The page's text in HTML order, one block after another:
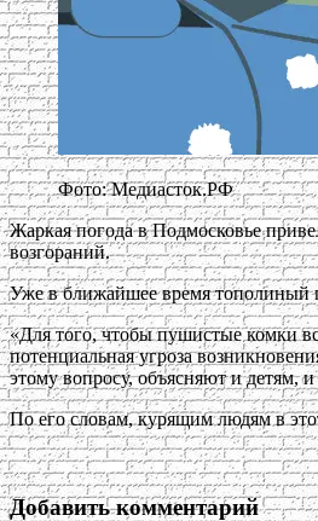
Фото: Медиасток.РФ
Жаркая погода в Подмосковье
возгораний.
Уже в ближайшее время тополиный
«Для того, чтобы пушистые комки
потенциальная угроза
этому вопросу, объясняют и детям,
По его словам, курящим людям в
Добавить комментарий